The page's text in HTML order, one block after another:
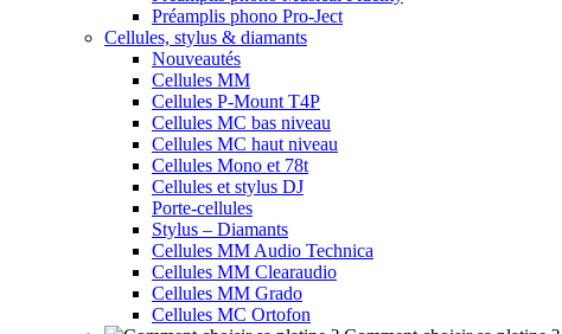
Préamplis phono Pro-Ject
Cellules, stylus & diamants
Nouveautés
Cellules MM
Cellules P-Mount T4P
Cellules MC bas niveau
Cellules MC haut niveau
Cellules Mono et 78t
Cellules et stylus DJ
Porte-cellules
Stylus – Diamants
Cellules MM Audio Technica
Cellules MM Clearaudio
Cellules MM Grado
Cellules MC Ortofon